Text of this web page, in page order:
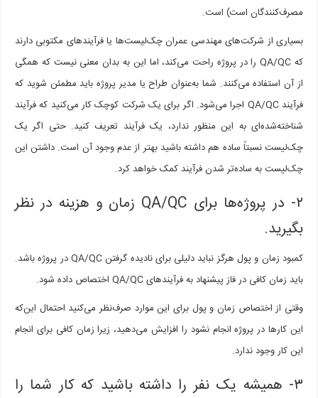
مصرف‌کنندگان است) است.
بسیاری از شرکت‌های مهندسی عمران چک‌لیست‌ها یا فرآیندهای مکتوبی دارند
که QA/QC را در پروژه راحت می‌کند، اما این به بدان معنی نیست که همگی
از آن استفاده می‌کنند. شما به‌عنوان طراح یا مدیر پروژه باید مطمئن شوید که
فرآیند QA/QC اجرا می‌شود. اگر برای یک شرکت کوچک کار می‌کنید که فرآیند
شناخته‌شده‌ای به این منظور ندارد، یک فرآیند تعریف کنید. حتی اگر یک
چک‌لیست نسبتاً ساده هم داشته باشید بهتر از عدم وجود آن است. داشتن این
چک‌لیست به ساده‌تر شدن فرآیند کمک خواهد کرد.
۲- در پروژه‌ها برای QA/QC زمان و هزینه در نظر
بگیرید.
کمبود زمان و پول هرگز نباید دلیلی برای نادیده گرفتن QA/QC در پروژه باشد.
باید زمان کافی در فاز پیشنهاد به فرآیندهای QA/QC اختصاص داده شود.
وقتی از اختصاص زمان و پول برای این موارد صرف‌نظر می‌کنید احتمال این‌که
این کارها در پروژه انجام نشود را افزایش می‌دهید، زیرا زمان کافی برای انجام
این کار وجود ندارد.
۳- همیشه یک نفر را داشته باشید که کار شما را